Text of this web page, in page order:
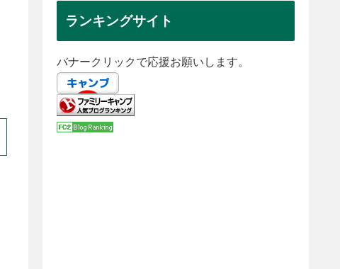
ランキングサイト
バナークリックで応援お願いします。